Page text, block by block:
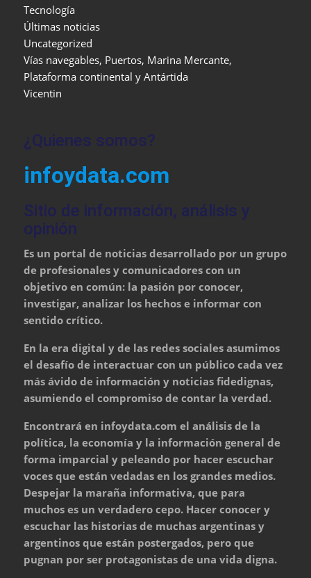
Tecnología
Últimas noticias
Uncategorized
Vías navegables, Puertos, Marina Mercante,
Plataforma continental y Antártida
Vicentin
¿Quienes somos?
infoydata.com
Sitio de información, análisis y
opinión
Es un portal de noticias desarrollado por un grupo
de profesionales y comunicadores con un
objetivo en común: la pasión por conocer,
investigar, analizar los hechos e informar con
sentido crítico.
En la era digital y de las redes sociales asumimos
el desafío de interactuar con un público cada vez
más ávido de información y noticias fidedignas,
asumiendo el compromiso de contar la verdad.
Encontrará en infoydata.com el análisis de la
política, la economía y la información general de
forma imparcial y peleando por hacer escuchar
voces que están vedadas en los grandes medios.
Despejar la maraña informativa, que para
muchos es un verdadero cepo. Hacer conocer y
escuchar las historias de muchas argentinas y
argentinos que están postergados, pero que
pugnan por ser protagonistas de una vida digna.